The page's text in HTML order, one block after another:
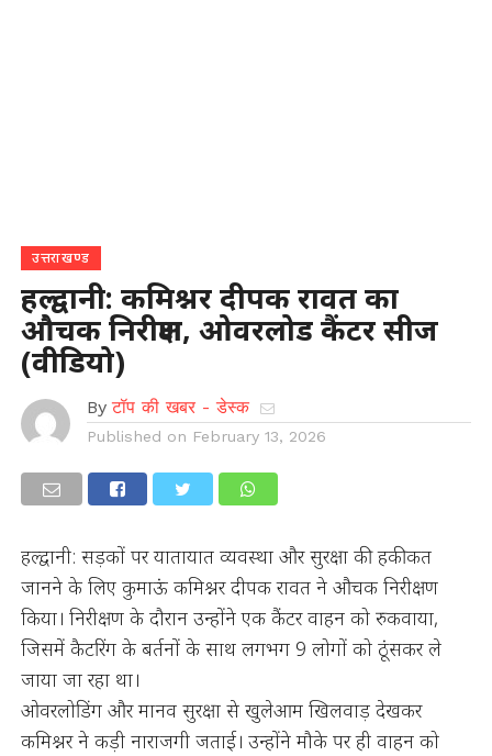
उत्तराखण्ड
हल्द्वानी: कमिश्नर दीपक रावत का
औचक निरीक्षण, ओवरलोड कैंटर सीज
(वीडियो)
By टॉप की खबर - डेस्क
Published on February 13, 2026
हल्द्वानी: सड़कों पर यातायात व्यवस्था और सुरक्षा की हकीकत
जानने के लिए कुमाऊं कमिश्नर दीपक रावत ने औचक निरीक्षण
किया। निरीक्षण के दौरान उन्होंने एक कैंटर वाहन को रुकवाया,
जिसमें कैटरिंग के बर्तनों के साथ लगभग 9 लोगों को ठूंसकर ले
जाया जा रहा था।
ओवरलोडिंग और मानव सुरक्षा से खुलेआम खिलवाड़ देखकर
कमिश्नर ने कड़ी नाराजगी जताई। उन्होंने मौके पर ही वाहन को